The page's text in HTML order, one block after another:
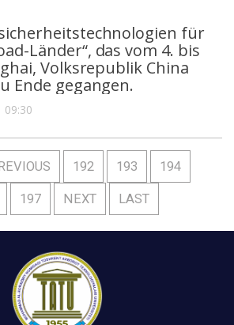
für
Länder“, das vom 4. bis
Volksrepublik China
Ende gegangen.
192 193 194
197 NEXT LAST